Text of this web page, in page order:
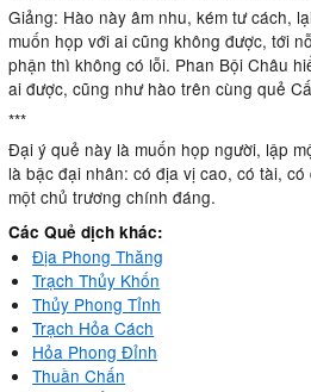
Giảng: Hào này âm nhu, kém tư cách,
muốn họp với ai cũng không được, tới
phận thì không có lỗi. Phan Bội Châu
ai được, cũng như hào trên cùng quẻ
***
Đại ý quẻ này là muốn họp người, lập
là bậc đại nhân: có địa vị cao, có tài,
một chủ trương chính đáng.
Các Quẻ dịch khác:
Địa Phong Thăng
Trạch Thủy Khốn
Thủy Phong Tỉnh
Trạch Hỏa Cách
Hỏa Phong Đỉnh
Thuần Chấn